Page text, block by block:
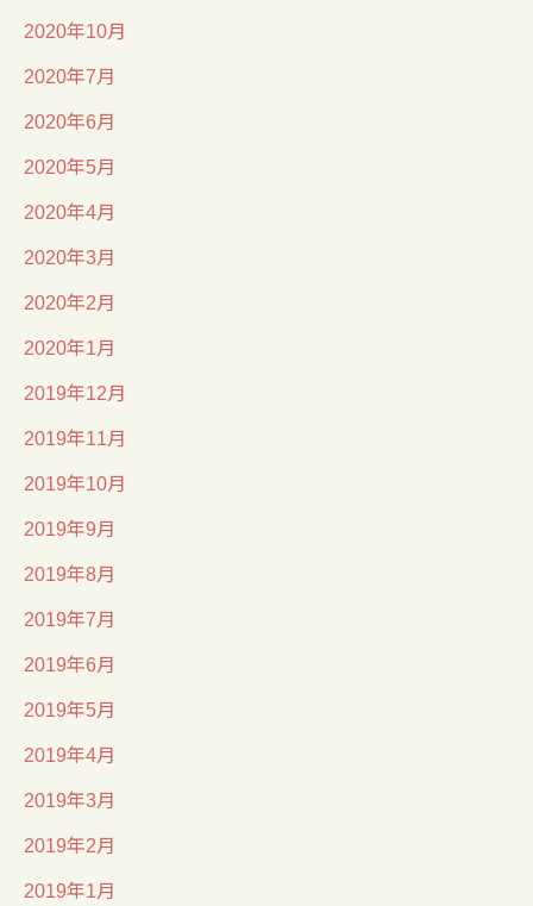
2020年10月
2020年7月
2020年6月
2020年5月
2020年4月
2020年3月
2020年2月
2020年1月
2019年12月
2019年11月
2019年10月
2019年9月
2019年8月
2019年7月
2019年6月
2019年5月
2019年4月
2019年3月
2019年2月
2019年1月